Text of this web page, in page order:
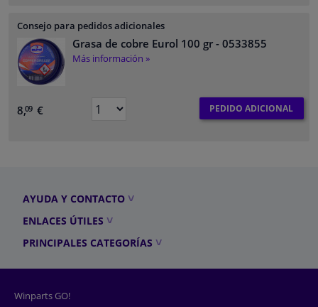
Consejo para pedidos adicionales
Grasa de cobre Eurol 100 gr - 0533855
Más información »
8,09 € PEDIDO ADICIONAL
AYUDA Y CONTACTO
ENLACES ÚTILES
PRINCIPALES CATEGORÍAS
Winparts GO!